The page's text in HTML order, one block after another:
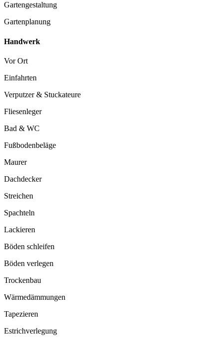
Gartengestaltung
Gartenplanung
Handwerk
Vor Ort
Einfahrten
Verputzer & Stuckateure
Fliesenleger
Bad & WC
Fußbodenbeläge
Maurer
Dachdecker
Streichen
Spachteln
Lackieren
Böden schleifen
Böden verlegen
Trockenbau
Wärmedämmungen
Tapezieren
Estrichverlegung